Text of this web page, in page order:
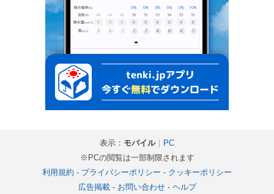
表示： モバイル｜ PC
※PCの閲覧は一部制限されます
利用規約 - プライバシーポリシー - クッキーポリシー
広告掲載- お問い合わせ- ヘルプ